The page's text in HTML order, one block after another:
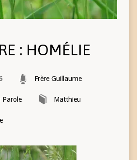
: HOMÉLIE
Frère Guillaume
Parole Matthieu